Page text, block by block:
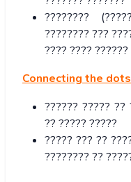
????????
???????? ???
???? ???? ??????
Connecting the dots
?????? ????? ??
?? ????? ?????
????? ??? ??
???????? ??